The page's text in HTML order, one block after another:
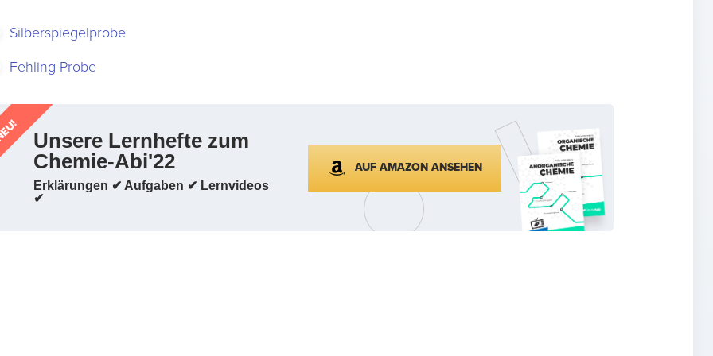
Silberspiegelprobe
Fehling-Probe
Unsere Lernhefte zum
Chemie-Abi'22
Erklärungen ✔ Aufgaben ✔ Lernvideos
✔
AUF AMAZON ANSEHEN